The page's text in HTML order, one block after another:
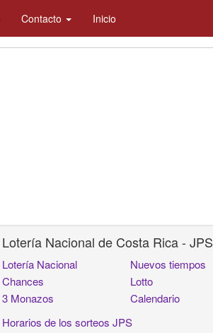
Contacto Inicio
Lotería Nacional de Costa Rica - JPS
Lotería Nacional
Chances
3 Monazos
Nuevos tiempos
Lotto
Calendario
Horarios de los sorteos JPS